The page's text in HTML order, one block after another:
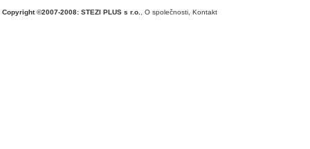
Copyright ©2007-2008: STEZI PLUS s r.o. O společnosti Kontakt